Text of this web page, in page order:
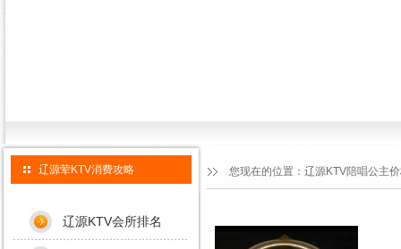
您现在的位置： 辽源KTV陪唱公主
辽源荤KTV消费攻略
辽源KTV会所排名